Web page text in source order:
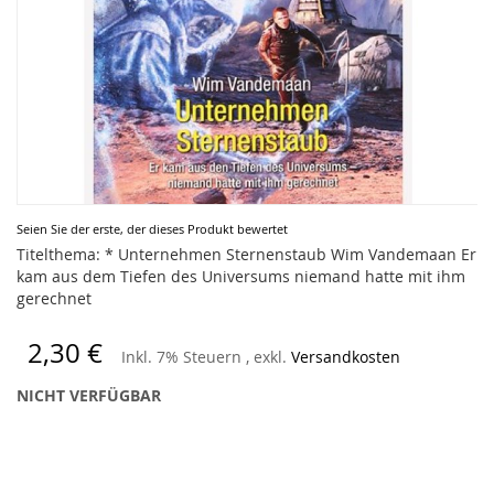
Seien Sie der erste, der dieses Produkt bewertet
Titelthema: * Unternehmen Sternenstaub Wim Vandemaan Er
kam aus dem Tiefen des Universums niemand hatte mit ihm
gerechnet
2,30 € Inkl. 7% Steuern , exkl. Versandkosten
NICHT VERFÜGBAR
Zum
Anfang
der
Bildergalerie
springen